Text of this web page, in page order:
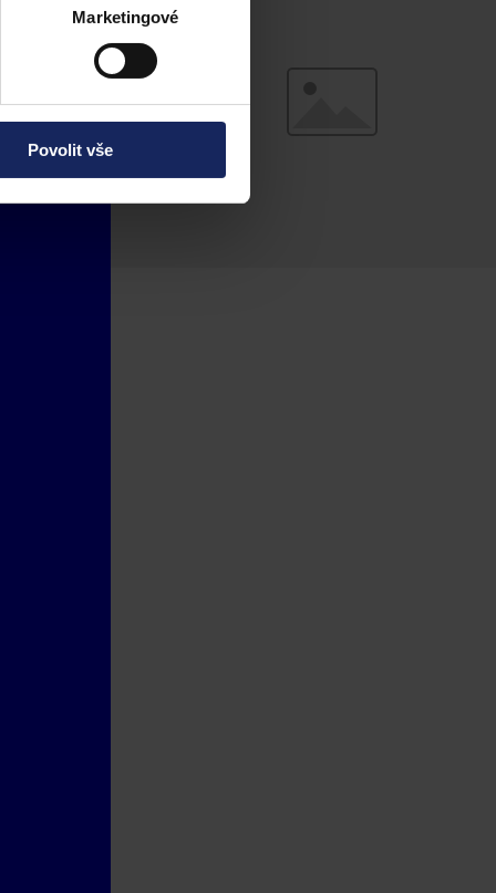
Marketingové
Povolit vše